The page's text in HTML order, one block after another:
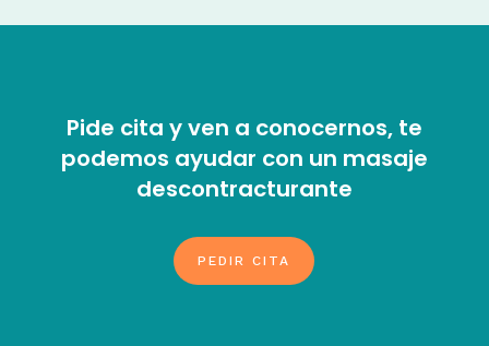
Pide cita y ven a conocernos, te
podemos ayudar con un masaje
descontracturante
PEDIR CITA